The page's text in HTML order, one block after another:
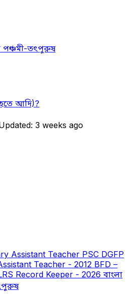
পঞ্চমী-তৎপুরুষ
আদি)?
3 weeks ago
Assistant Teacher PSC DGFP
Teacher - 2012 BFD –
Record Keeper - 2026 বাংলা